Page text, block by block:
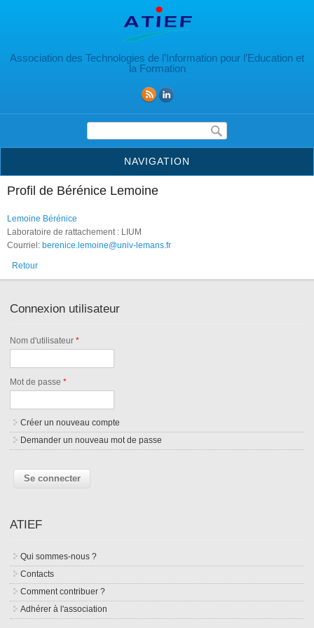
Association des Technologies de l’Information pour l’Education et
la Formation
Formulaire de recherche
NAVIGATION
Profil de Bérénice Lemoine
Lemoine Bérénice
Laboratoire de rattachement : LIUM
Courriel: berenice.lemoine@univ-lemans.fr
Retour
Connexion utilisateur
Nom d'utilisateur*
Mot de passe*
Créer un nouveau compte
Demander un nouveau mot de passe
ATIEF
Qui sommes-nous ?
Contacts
Comment contribuer ?
Adhérer à l'association